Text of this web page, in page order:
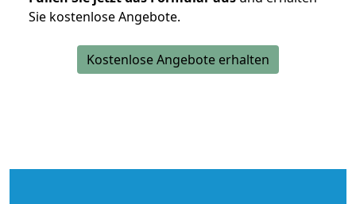
Sie kostenlose Angebote.
Kostenlose Angebote erhalten